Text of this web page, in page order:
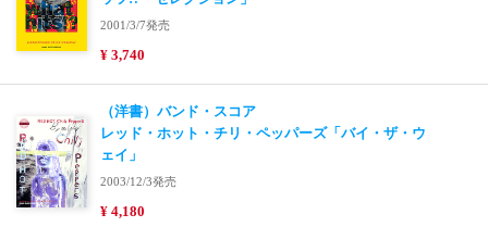
2001/3/7発売
¥ 3,740
（洋書）バンド・スコア
レッド・ホット・チリ・ペッパーズ「バイ・ザ・ウ
ェイ」
2003/12/3発売
¥ 4,180